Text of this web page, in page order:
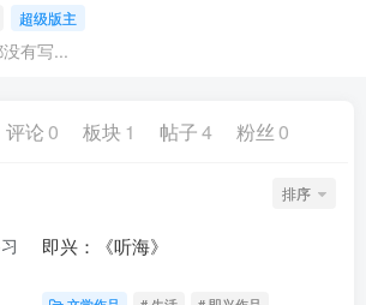
超级版主
有写...
评论 0 板块 1 帖子4 粉丝 0
排序
即兴：《听海》